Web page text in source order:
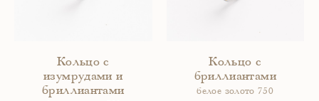
Кольцо с
изумрудами и
бриллиантами
Кольцо с
бриллиантами
белое золото 750